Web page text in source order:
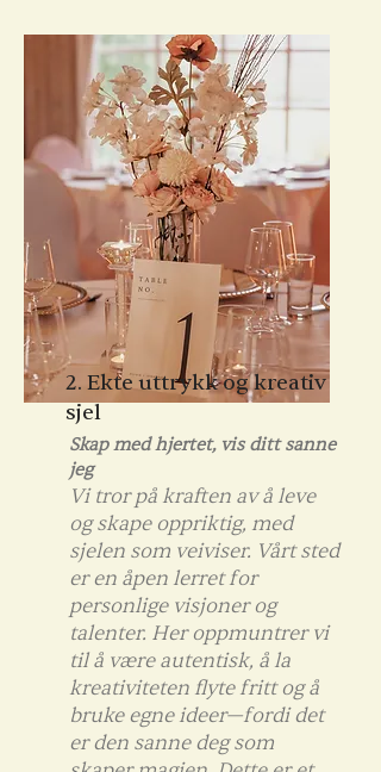
2. Ekte uttrykk og kreativ
sjel
Skap med hjertet, vis ditt sanne
jeg
Vi tror på kraften av å leve
og skape oppriktig, med
sjelen som veiviser. Vårt sted
er en åpen lerret for
personlige visjoner og
talenter. Her oppmuntrer vi
til å være autentisk, å la
kreativiteten flyte fritt og å
bruke egne ideer—fordi det
er den sanne deg som